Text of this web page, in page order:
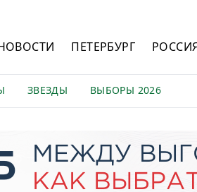
ПЕТЕРБУРГ
ЗВЕЗДЫ ВЫБОРЫ 2026